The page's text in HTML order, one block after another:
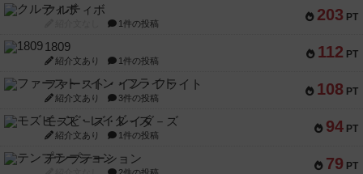
203 PT
クルティボ
1件の投稿
112 PT
1809
紹介文あり 1件の投稿
108 PT
ファースト・イン・フライト
紹介文あり 3件の投稿
94 PT
モズビ－ズ・レイダ－ズ
紹介文あり 1件の投稿
79 PT
テンプテーション